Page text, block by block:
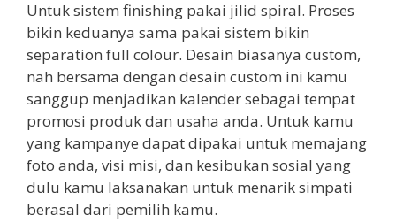
Untuk sistem finishing pakai jilid spiral. Proses
bikin keduanya sama pakai sistem bikin
separation full colour. Desain biasanya custom,
nah bersama dengan desain custom ini kamu
sanggup menjadikan kalender sebagai tempat
promosi produk dan usaha anda. Untuk kamu
yang kampanye dapat dipakai untuk memajang
foto anda, visi misi, dan kesibukan sosial yang
dulu kamu laksanakan untuk menarik simpati
berasal dari pemilih kamu.